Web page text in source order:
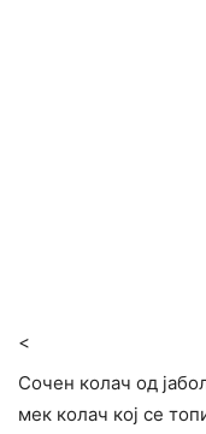
<
Сочен колач од
мек колач кој се